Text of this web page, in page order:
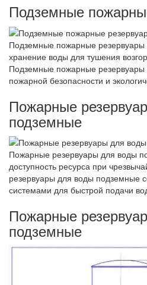
Подземные
Подземные пожарные резервуары
хранение воды для тушения
Подземные пожарные резервуары
пожарной безопасности и
Пожарные
подземные
Пожарные резервуары для воды
доступность ресурса при
резервуары для воды подземные
системами для быстрой подачи
Пожарные
подземные